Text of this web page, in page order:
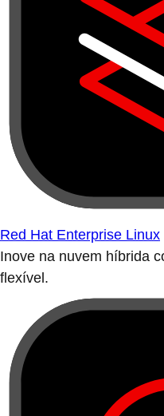
Red Hat Enterprise Linux
Inove na nuvem híbrida
flexível.